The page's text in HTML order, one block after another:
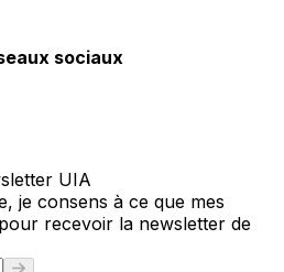
sociaux
UIA
je consens à ce que mes
recevoir la newsletter de